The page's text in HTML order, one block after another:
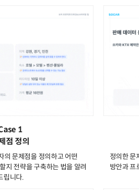
1
점 정의
의 문제점을 정의하고 어떤
지 전략을 구축하는 법을 알려
립니다.
정의한 문
방안과 프